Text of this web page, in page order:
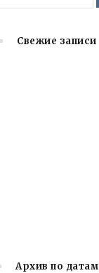
Свежие записи
Архив по датам